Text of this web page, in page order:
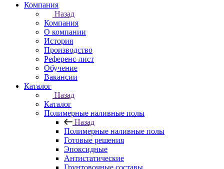
Компания
Назад
Компания
О компании
История
Производство
Референс-лист
Обучение
Вакансии
Каталог
Назад
Каталог
Полимерные наливные полы
Назад
Полимерные наливные полы
Готовые решения
Эпоксидные
Антистатические
Грунтовочные составы